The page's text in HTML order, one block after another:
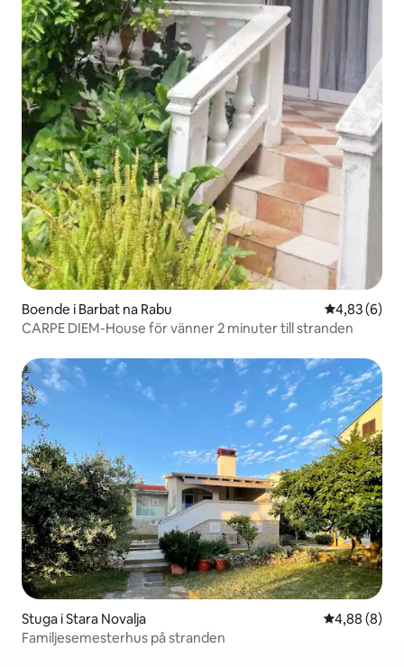
Boende i Barbat na Rabu 4,83 av 5 i
4,83 (6)
CARPE DIEM-House för vänner 2 minuter till stranden
Stuga i Stara Novalja 4,88 av 5 i
4,88 (8)
Familjesemesterhus på stranden